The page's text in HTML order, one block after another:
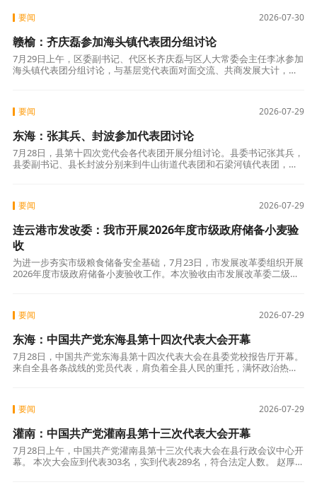
2026-07-30
要闻
赣榆：齐庆磊参加海头镇代表团分组讨论
7月29日上午，区委副书记、代区长齐庆磊与区人大常委会主任李冰参加
海头镇代表团分组讨论，与基层党代表面对面交流、共商发展大计，共
2026-07-29
要闻
东海：张其兵、封波参加代表团讨论
7月28日，县第十四次党代会各代表团开展分组讨论。县委书记张其兵，
县委副书记、县长封波分别来到牛山街道代表团和石梁河镇代表团，与
2026-07-29
要闻
连云港市发改委：我市开展2026年度市级政府储备小麦验
收
为进一步夯实市级粮食储备安全基础，7月23日，市发展改革委组织开展
2026年度市级政府储备小麦验收工作。本次验收由市发展改革委二级调
2026-07-29
要闻
东海：中国共产党东海县第十四次代表大会开幕
7月28日，中国共产党东海县第十四次代表大会在县委党校报告厅开幕。
来自全县各条战线的党员代表，肩负着全县人民的重托，满怀政治热忱
2026-07-29
要闻
灌南：中国共产党灌南县第十三次代表大会开幕
7月28日上午，中国共产党灌南县第十三次代表大会在县行政会议中心开
幕。 本次大会应到代表303名，实到代表289名，符合法定人数。 赵厚